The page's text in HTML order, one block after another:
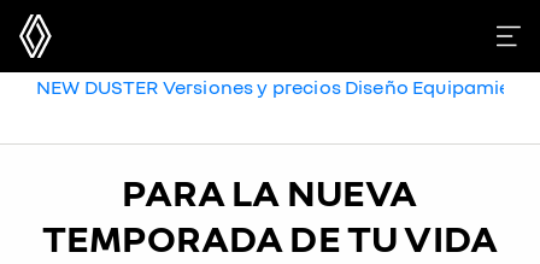
NEW DUSTER Versiones y precios Diseño
PARA LA NUEVA
TEMPORADA DE TU VIDA